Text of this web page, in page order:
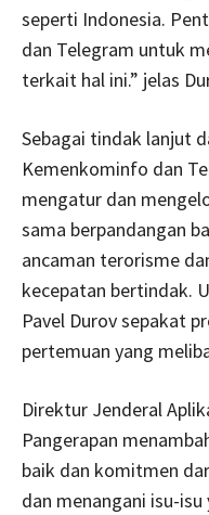
seperti Indonesia.
dan Telegram untuk
terkait hal ini.” jelas
Sebagai tindak lanjut
Kemenkominfo dan
mengatur dan
sama berpandangan
ancaman terorisme
kecepatan bertindak.
Pavel Durov sepakat
pertemuan yang
Direktur Jenderal
Pangerapan
baik dan komitmen
dan menangani isu-